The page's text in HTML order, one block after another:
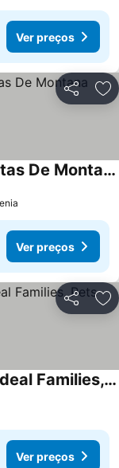
Ver preços
Partilhar
Casa Rural Acogedora Con Vistas De Montana
Ver preços
Partilhar
Cottage 10 People, Free Pool, Ideal Families, Pets Allowed
Ver preços